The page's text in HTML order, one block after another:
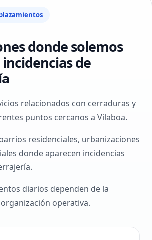
donde solemos
de
relacionados con cerraduras y
puntos cercanos a Vilaboa.
residenciales, urbanizaciones
donde aparecen incidencias
diarios dependen de la
operativa.